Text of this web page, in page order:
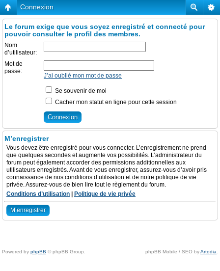
Connexion
Le forum exige que vous soyez enregistré et connecté pour
pouvoir consulter le profil des membres.
Nom
d’utilisateur:
Mot de
passe:
J’ai oublié mon mot de passe
Se souvenir de moi
Cacher mon statut en ligne pour cette session
M’enregistrer
Vous devez être enregistré pour vous connecter. L’enregistrement ne prend
que quelques secondes et augmente vos possibilités. L’administrateur du
forum peut également accorder des permissions additionnelles aux
utilisateurs enregistrés. Avant de vous enregistrer, assurez-vous d’avoir pris
connaissance de nos conditions d’utilisation et de notre politique de vie
privée. Assurez-vous de bien lire tout le règlement du forum.
Conditions d’utilisation
Politique de vie privée
M’enregistrer
Powered by phpBB © phpBB Group. phpBB Mobile / SEO byArtodia